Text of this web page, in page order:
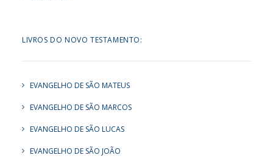
LIVROS DO NOVO TESTAMENTO:
EVANGELHO DE SÃO MATEUS
EVANGELHO DE SÃO MARCOS
EVANGELHO DE SÃO LUCAS
EVANGELHO DE SÃO JOÃO